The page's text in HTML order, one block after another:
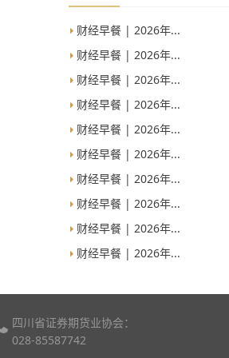
财经早餐 | 2026年...
财经早餐 | 2026年...
财经早餐 | 2026年...
财经早餐 | 2026年...
财经早餐 | 2026年...
财经早餐 | 2026年...
财经早餐 | 2026年...
财经早餐 | 2026年...
财经早餐 | 2026年...
财经早餐 | 2026年...
四川省证券期货业协会：
028-85587742